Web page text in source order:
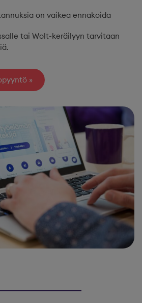
on vaikea ennakoida
tai Wolt-keräilyyn tarvitaan